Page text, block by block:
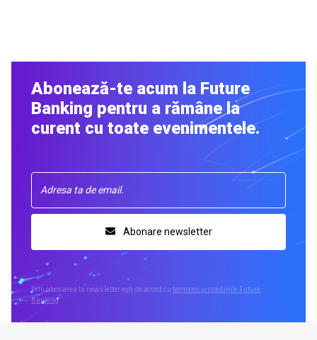
Abonează-te acum la Future
Banking pentru a rămâne la
curent cu toate evenimentele.
Abonare newsletter
Prin abonarea la newsletter ești de acord cu termenii și condițiile Future
Banking